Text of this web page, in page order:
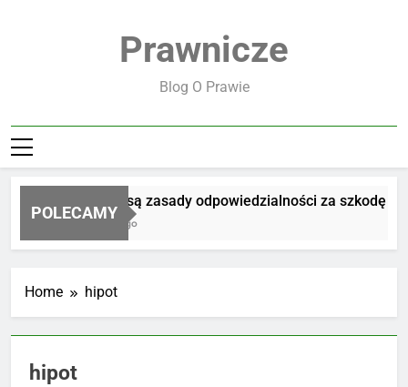
Prawnicze
Blog O Prawie
POLECAMY
Jakie są zasady odpowiedzialności za szkodę
2 Dni Ago
Home hipot
hipot